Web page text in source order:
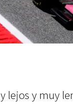
lejos y muy